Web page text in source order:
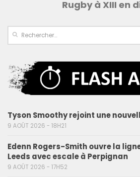
Rugby à XIII en
Tyson Smoothy rejoint une
9 AOÛT 2026 - 18H21
Edenn Rogers-Smith ouvre la
Leeds avec escale à Perpignan
9 AOÛT 2026 - 17H52